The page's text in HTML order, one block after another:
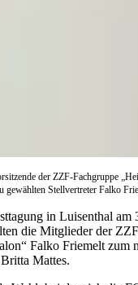
der ZZF-Fachgruppe
gewählten Stellvertreter Falko
in Luisenthal am
die Mitglieder der
Falko Friemelt zum
Mattes.